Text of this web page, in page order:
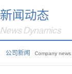
新闻动态
News Dynamics
公司新闻 Company news